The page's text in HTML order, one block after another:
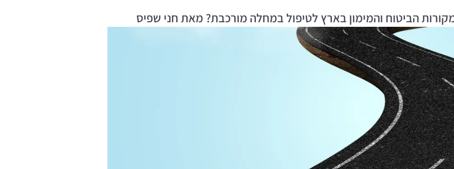
הביטוח והמימון בארץ לטיפול במחלה מורכבת? מאת חני שפיס